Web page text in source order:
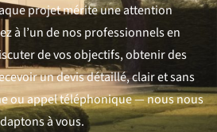
projet mérite une attention
à l’un de nos professionnels en
de vos objectifs, obtenir des
un devis détaillé, clair et sans
ou appel téléphonique — nous nous
à vous.